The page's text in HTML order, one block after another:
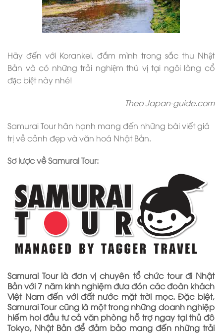
Hãy đến với Korankei, đắm mình trong sắc thu Nhật
Bản và có những trải nghiệm thú vị tại ngôi làng cổ
đặc biệt này nhé!
Theo Japan-guide.com
Samurai Tour hân hạnh mang đến những bài viết giá
trị về cảnh đẹp và văn hoá Nhật Bản.
Sơ lược về Samurai Tour:
Samurai Tour là đơn vị chuyên tổ chức tour đi Nhật
Bản với 7 năm kinh nghiệm đưa đón các đoàn khách
Việt Nam đến với đất nước mặt trời mọc. Đặc biệt,
Samurai Tour cũng là một trong những doanh nghiệp
hiếm hoi đầu tư cả văn phòng hỗ trợ ngay tại thủ đô
Tokyo, Nhật Bản để đảm bảo mang đến những trải